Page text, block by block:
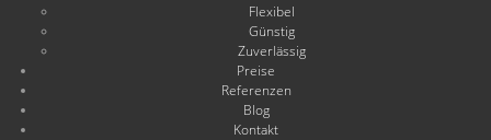
Flexibel
Günstig
Zuverlässig
Preise
Referenzen
Blog
Kontakt